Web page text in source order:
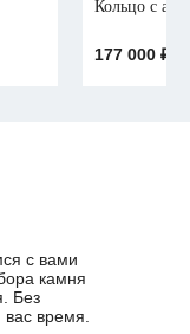
Кольцо с
177 000 ₽
с вами
камня
Без
время.